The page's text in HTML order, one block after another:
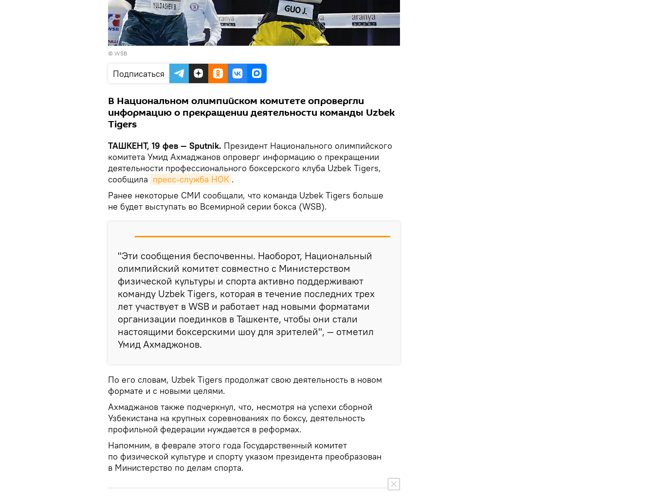
© WSB
Подписаться
В Национальном олимпийском комитете опровергли
информацию о прекращении деятельности команды Uzbek
Tigers
ТАШКЕНТ, 19 фев — Sputnik. Президент Национального олимпийского
комитета Умид Ахмаджанов опроверг информацию о прекращении
деятельности профессионального боксерского клуба Uzbek Tigers,
сообщила пресс-служба НОК .
Ранее некоторые СМИ сообщали, что команда Uzbek Tigers больше
не будет выступать во Всемирной серии бокса (WSB).
"Эти сообщения беспочвенны. Наоборот, Национальный
олимпийский комитет совместно с Министерством
физической культуры и спорта активно поддерживают
команду Uzbek Tigers, которая в течение последних трех
лет участвует в WSB и работает над новыми форматами
организации поединков в Ташкенте, чтобы они стали
настоящими боксерскими шоу для зрителей", — отметил
Умид Ахмаджонов.
По его словам, Uzbek Tigers продолжат свою деятельность в новом
формате и с новыми целями.
Ахмаджанов также подчеркнул, что, несмотря на успехи сборной
Узбекистана на крупных соревнованиях по боксу, деятельность
профильной федерации нуждается в реформах.
Напомним, в феврале этого года Государственный комитет
по физической культуре и спорту указом президента преобразован
в Министерство по делам спорта.